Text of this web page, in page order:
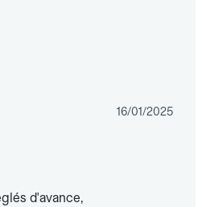
16/01/2025
d'avance,